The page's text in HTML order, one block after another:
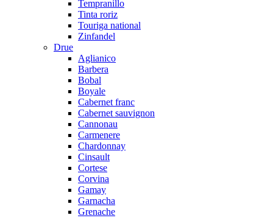
Tempranillo
Tinta roriz
Touriga national
Zinfandel
Drue
Aglianico
Barbera
Bobal
Boyale
Cabernet franc
Cabernet sauvignon
Cannonau
Carmenere
Chardonnay
Cinsault
Cortese
Corvina
Gamay
Garnacha
Grenache